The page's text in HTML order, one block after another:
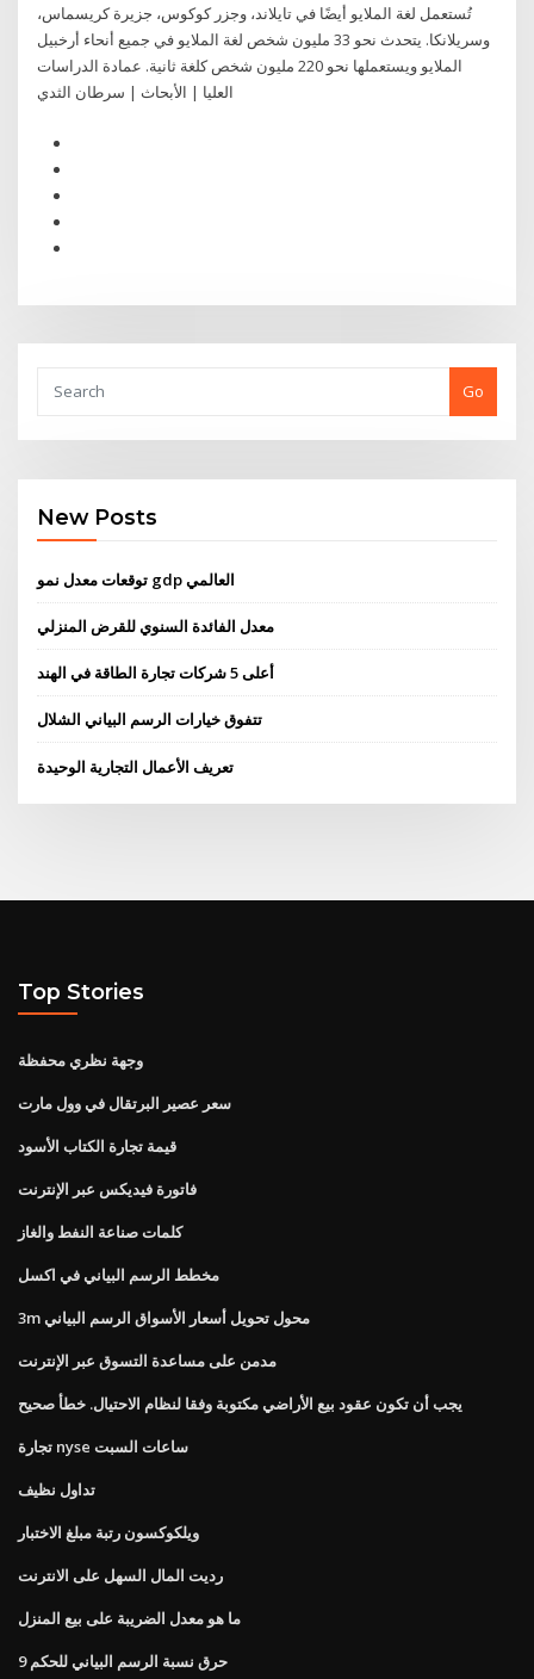
تُستعمل لغة الملايو أيضًا في تايلاند، وجزر كوكوس، جزيرة كريسماس،
وسريلانكا. يتحدث نحو 33 مليون شخص لغة الملايو في جميع أنحاء أرخبيل
الملايو ويستعملها نحو 220 مليون شخص كلغة ثانية. عمادة الدراسات
العليا | الأبحاث | سرطان الثدي
Go
New Posts
توقعات معدل نمو gdp العالمي
معدل الفائدة السنوي للقرض المنزلي
أعلى 5 شركات تجارة الطاقة في الهند
تتفوق خيارات الرسم البياني الشلال
تعريف الأعمال التجارية الوحيدة
Top Stories
وجهة نظري محفظة
سعر عصير البرتقال في وول مارت
قيمة تجارة الكتاب الأسود
فاتورة فيديكس عبر الإنترنت
كلمات صناعة النفط والغاز
مخطط الرسم البياني في اكسل
3m محول تحويل أسعار الأسواق الرسم البياني
مدمن على مساعدة التسوق عبر الإنترنت
يجب أن تكون عقود بيع الأراضي مكتوبة وفقا لنظام الاحتيال. خطأ صحيح
تجارة nyse ساعات السبت
تداول نظيف
ويلكوكسون رتبة مبلغ الاختبار
رديت المال السهل على الانترنت
ما هو معدل الضريبة على بيع المنزل
حرق نسبة الرسم البياني للحكم 9